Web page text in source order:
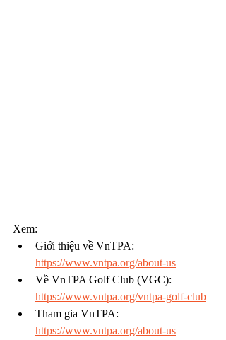
Xem:
Giới thiệu về VnTPA:
https://www.vntpa.org/about-us
Về VnTPA Golf Club (VGC):
https://www.vntpa.org/vntpa-golf-club
Tham gia VnTPA:
https://www.vntpa.org/about-us